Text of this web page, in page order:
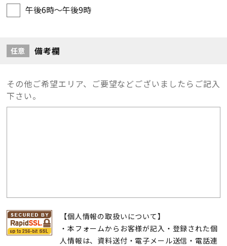
午後6時～午後9時
任意 備考欄
その他ご希望エリア、ご要望などございましたらご記入
下さい。
【個人情報の取扱いについて】
・本フォームからお客様が記入・登録された個
人情報は、資料送付・電子メール送信・電話連